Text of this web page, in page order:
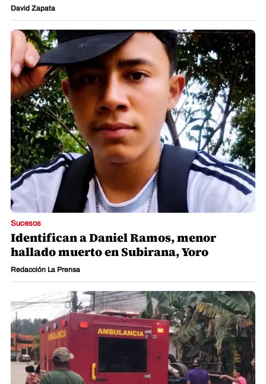
David Zapata
Sucesos
Identifican a Daniel Ramos, menor
hallado muerto en Subirana, Yoro
Redacción La Prensa